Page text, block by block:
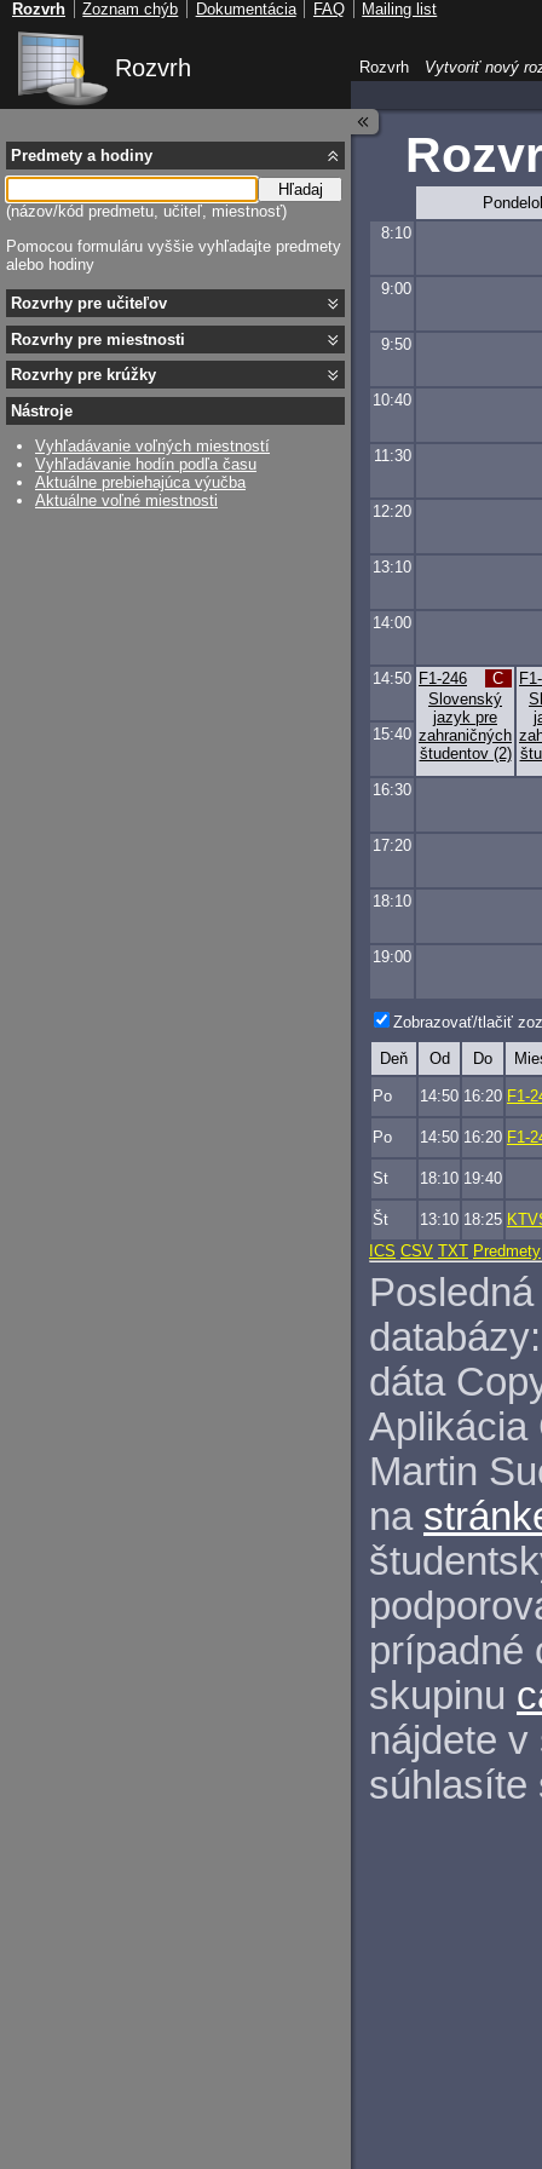
Rozvrh
8:10
9:00
9:50
10:40
11:30
12:20
13:10
14:00
14:50
Slovenský
jazyk pre
zahraničných
študentov (2)
F1-246
C
15:40
16:30
17:20
18:10
19:00
Zobrazovať/tlačiť
Deň Od Do
Po 14:50 16:20 F1-
Po 14:50 16:20 F1-
St 18:10 19:40
Št 13:10 18:25
ICS CSV TXT Predmety
databázy:
dáta
Aplikácia
Martin
na
prípadné
skupinu
nájdete
Predmety a hodiny
Hľadaj
(názov/kód predmetu, učiteľ, miestnosť)
Pomocou formuláru vyššie vyhľadajte predmety
alebo hodiny
Rozvrhy pre učiteľov
Rozvrhy pre miestnosti
Rozvrhy pre krúžky
Nástroje
Vyhľadávanie voľných miestností
Vyhľadávanie hodín podľa času
Aktuálne prebiehajúca výučba
Aktuálne voľné miestnosti
Rozvrh Vytvoriť nový
Rozvrh Zoznam chýb Dokumentácia FAQ Mailing list